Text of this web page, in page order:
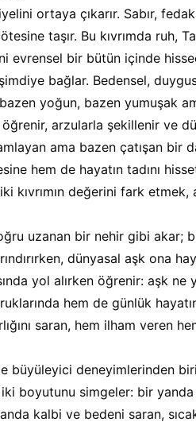
ortaya çıkarır. Sabır,
taşır. Bu kıvrımda ruh,
evrensel bir bütün içinde
bağlar. Bedensel,
yoğun, bazen yumuşak
arzularla şekillenir ve
ama bazen çatışan bir
hem de hayatın tadını
değerini fark etmek,
uzanan bir nehir gibi akar;
dünyasal aşk ona
yol alırken öğrenir: aşk ne
hem de günlük
saran, hem ilham veren
büyüleyici deneyimlerinden
iki boyutunu simgeler: bir
kalbi ve bedeni saran,